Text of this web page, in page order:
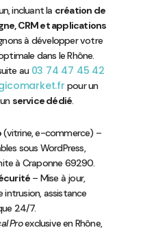
incluant la création de
CRM et applications
à développer votre
dans le Rhône.
au 03 74 47 45 42
pour un
service dédié.
(vitrine, e-commerce) –
sous WordPress,
à Craponne 69290.
– Mise à jour,
assistance
24/7.
Proexclusive en Rhône,